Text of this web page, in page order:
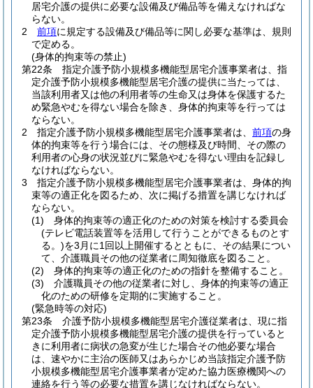
居宅介護の提供に必要な設備及び備品等を備えなければな
らない。
2
前項に規定する設備及び備品等に関し必要な基準は、規則
で定める。
(身体的拘束等の禁止)
第22条
指定介護予防小規模多機能型居宅介護事業者は、指
定介護予防小規模多機能型居宅介護の提供に当たっては、
当該利用者又は他の利用者等の生命又は身体を保護するた
め緊急やむを得ない場合を除き、身体的拘束等を行っては
ならない。
2
指定介護予防小規模多機能型居宅介護事業者は、 前項の身
体的拘束等を行う場合には、その態様及び時間、その際の
利用者の心身の状況並びに緊急やむを得ない理由を記録し
なければならない。
3
指定介護予防小規模多機能型居宅介護事業者は、身体的拘
束等の適正化を図るため、次に掲げる措置を講じなければ
ならない。
(1)
身体的拘束等の適正化のための対策を検討する委員会
(テレビ電話装置等を活用して行うことができるものとす
る。)を3月に1回以上開催するとともに、その結果につい
て、介護職員その他の従業者に周知徹底を図ること。
(2)
身体的拘束等の適正化のための指針を整備すること。
(3)
介護職員その他の従業者に対し、身体的拘束等の適正
化のための研修を定期的に実施すること。
(緊急時等の対応)
第23条
介護予防小規模多機能型居宅介護従業者は、現に指
定介護予防小規模多機能型居宅介護の提供を行っていると
きに利用者に病状の急変が生じた場合その他必要な場合
は、速やかに主治の医師又はあらかじめ当該指定介護予防
小規模多機能型居宅介護事業者が定めた協力医療機関への
連絡を行う等の必要な措置を講じなければならない。